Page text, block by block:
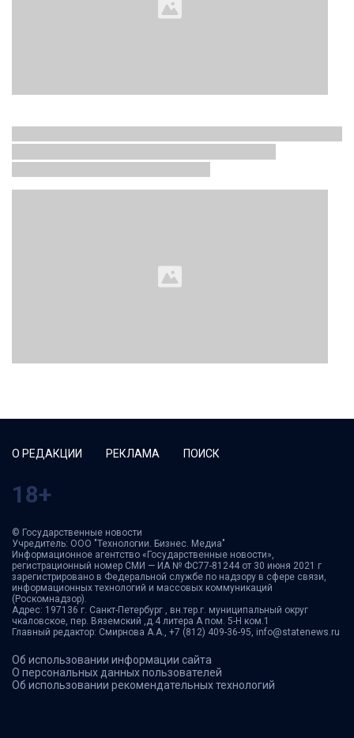
О РЕДАКЦИИ РЕКЛАМА ПОИСК
18+
© Государственные новости
Учредитель: ООО "Технологии. Бизнес. Медиа"
Информационное агентство «Государственные новости»,
регистрационный номер СМИ — ИА № ФС77-81244 от 30 июня 2021 г
зарегистрировано в Федеральной службе по надзору в сфере связи,
информационных технологий и массовых коммуникаций
(Роскомнадзор).
Адрес: 197136 г. Санкт-Петербург , вн.тер.г. муниципальный округ
чкаловское, пер. Вяземский ,д.4 литера А пом. 5-Н ком.1
Главный редактор: Смирнова А.А., +7 (812) 409-36-95, info@statenews.ru
Об использовании информации сайта
О персональных данных пользователей
Об использовании рекомендательных технологий